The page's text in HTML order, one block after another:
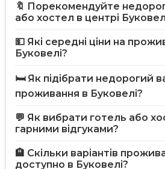
🔖 Порекомендуйте
або хостел в центрі
💵 Які середні ціни на
Буковелі?
🛏️ Як підібрати недорогий
проживання в Буковелі?
💬 Як вибрати готель або
гарними відгуками?
🏨 Скільки варіантів
доступно в Буковелі?